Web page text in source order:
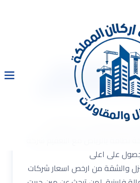
بالرياض مع
على اعلى
والشقة من ارخص اسعار شركات